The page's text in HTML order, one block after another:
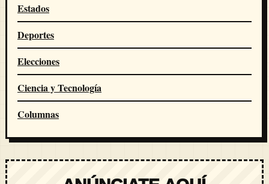
Estados
Deportes
Elecciones
Ciencia y Tecnología
Columnas